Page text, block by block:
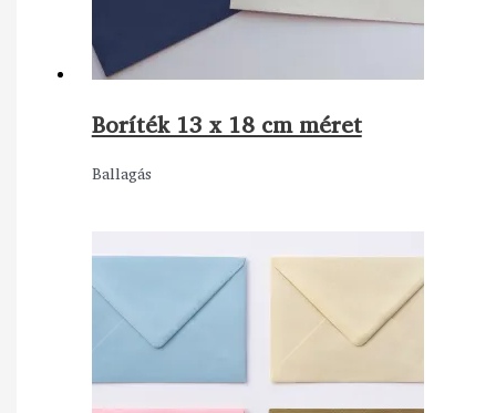
Boríték 13 x 18 cm méret
Ballagás